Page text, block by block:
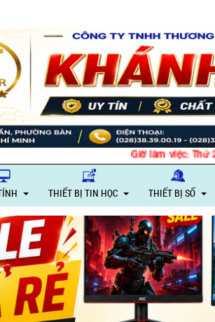
Giờ làm việc: Thứ 2 – Thứ 6:
THIẾT BỊ TIN HỌC THIẾT BỊ SỐ